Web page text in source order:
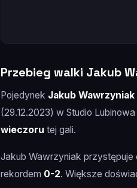
Przebieg walki Jakub
Pojedynek Jakub Wawrzyniak
(29.12.2023) w Studio
wieczoru tej gali.
Jakub Wawrzyniak przystępuje
rekordem 0-2. Większe